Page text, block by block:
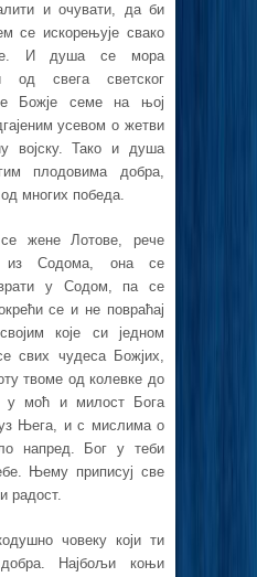
и очувати, да би
се искорењује свако
И душа се мора
од свега светског
Божје семе на њој
усевом о жетви
војску. Тако и душа
плодовима добра,
многих победа.
жене Лотове, рече
из Содома, она се
у Содом, па се
се и не повраћај
које си једном
свих чудеса Божјих,
твоме од колевке до
у моћ и милост Бога
Њега, и с мислима о
напред. Бог у теби
Њему приписуј све
радост.
човеку који ти
Најбољи коњи